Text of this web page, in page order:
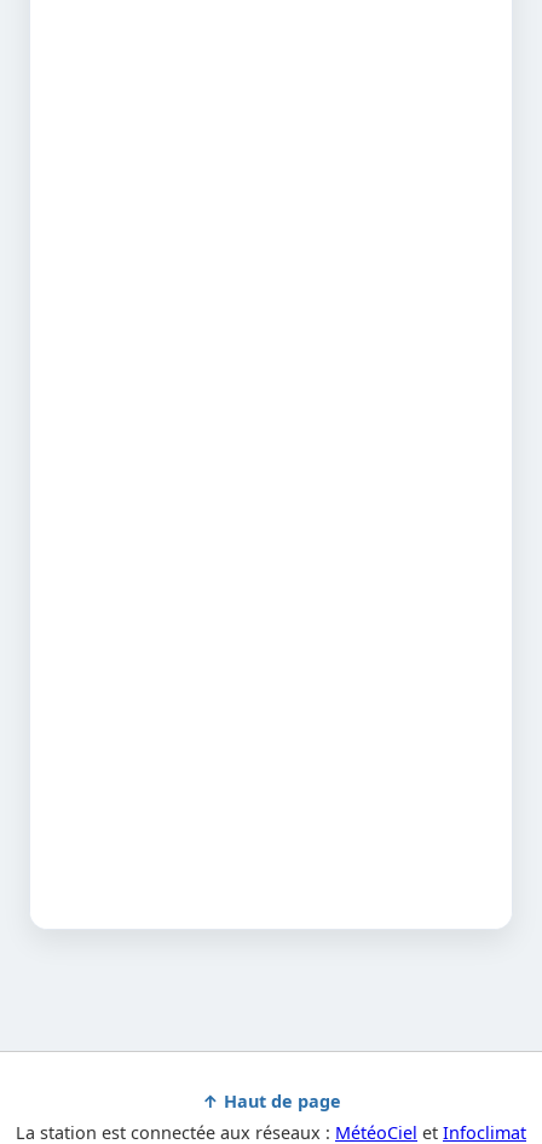
↑ Haut de page
La station est connectée aux réseaux : MétéoCiel et Infoclimat